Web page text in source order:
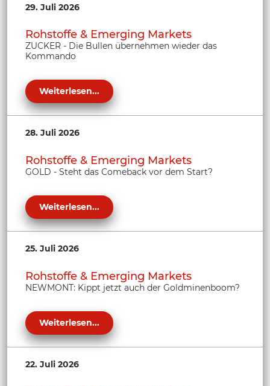
29. Juli 2026
Rohstoffe & Emerging Markets
ZUCKER - Die Bullen übernehmen wieder das
Kommando
Weiterlesen...
28. Juli 2026
Rohstoffe & Emerging Markets
GOLD - Steht das Comeback vor dem Start?
Weiterlesen...
25. Juli 2026
Rohstoffe & Emerging Markets
NEWMONT: Kippt jetzt auch der Goldminenboom?
Weiterlesen...
22. Juli 2026